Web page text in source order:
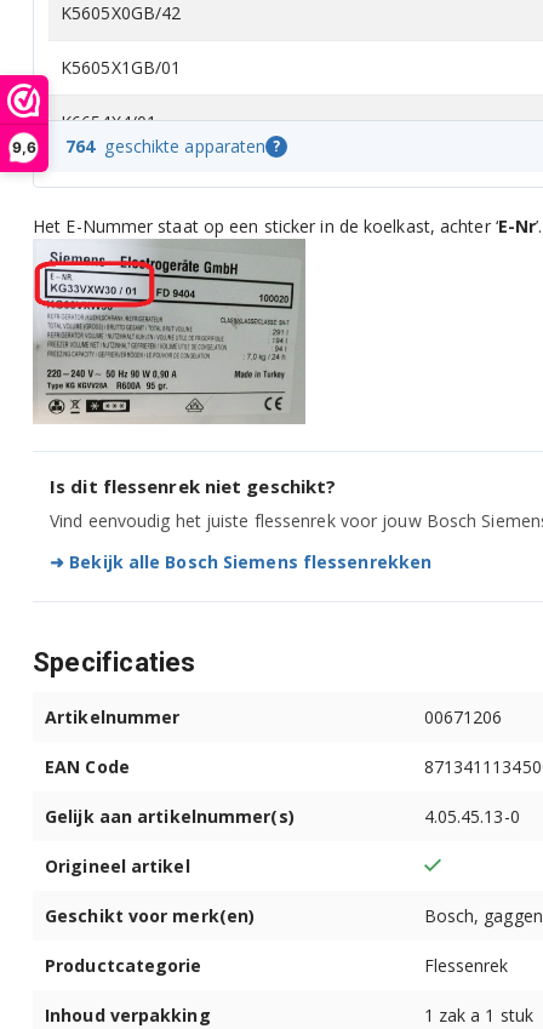
9,6
K5605X0GB/42
K5605X1GB/01
K6654X4/01
K6655X0/01
K6855X4/01
K6855X4/02
KFL1640/41
KFL1640/42
KFL16440/01
KFL16440/03
KFL16440FF/01
KFL18A41FF/01
KFL18A41FF/02
764 geschikte apparaten ?
Het E-Nummer staat op een sticker in de koelkast, achter ‘E-Nr’.
Is dit flessenrek niet geschikt?
Vind eenvoudig het juiste flessenrek voor jouw Bosch
➜ Bekijk alle Bosch Siemens flessenrekken
Specificaties
Artikelnummer 00671206
EAN Code
Gelijk aan artikelnummer(s) 4.05.45.13-0
Origineel artikel
Geschikt voor merk(en) Bosch,
Productcategorie Flessenrek
Inhoud verpakking 1 zak a 1 stuk